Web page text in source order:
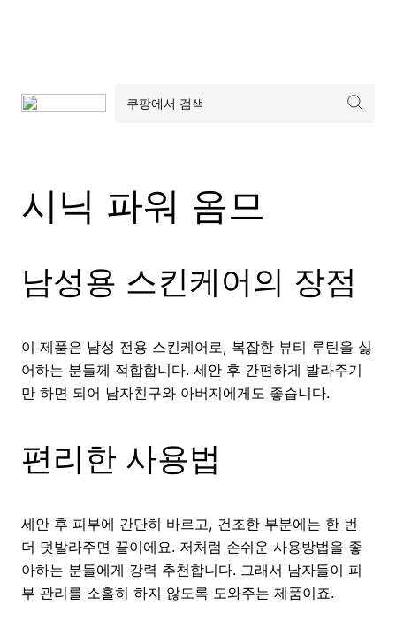
시닉 파워 옴므
남성용 스킨케어의 장점
이 제품은 남성 전용 스킨케어로, 복잡한 뷰티 루틴을 싫
어하는 분들께 적합합니다. 세안 후 간편하게 발라주기
만 하면 되어 남자친구와 아버지에게도 좋습니다.
편리한 사용법
세안 후 피부에 간단히 바르고, 건조한 부분에는 한 번
더 덧발라주면 끝이에요. 저처럼 손쉬운 사용방법을 좋
아하는 분들에게 강력 추천합니다. 그래서 남자들이 피
부 관리를 소홀히 하지 않도록 도와주는 제품이죠.